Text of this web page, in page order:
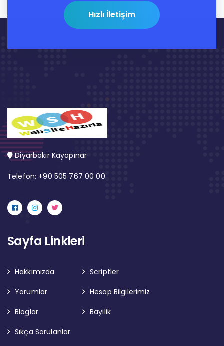
Hızlı İletişim
Diyarbakır Kayapınar
Telefon: +90 505 767 00 00
Sayfa Linkleri
Hakkımızda
Scriptler
Yorumlar
Hesap Bilgilerimiz
Bloglar
Bayilik
Sıkça Sorulanlar